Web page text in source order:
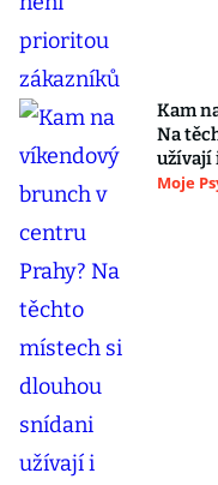
Kam
Na
užívají
Moje